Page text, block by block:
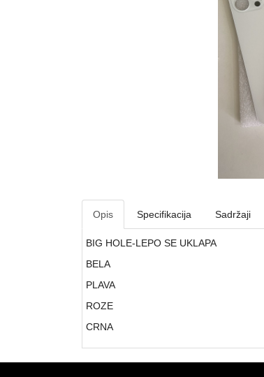
Opis Specifikacija Sadržaji
BIG HOLE-LEPO SE UKLAPA
BELA
PLAVA
ROZE
CRNA